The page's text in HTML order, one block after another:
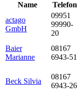
Name
Telefon
actago
GmbH
09951
99990-
20
Baier
Marianne
08167
6943-51
Beck Silvia
08167
6943-26